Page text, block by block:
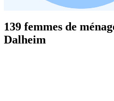
139 femmes de
Dalheim